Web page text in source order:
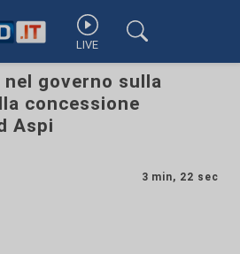
LIVE
governo sulla
concessione
Aspi
3 min, 22 sec